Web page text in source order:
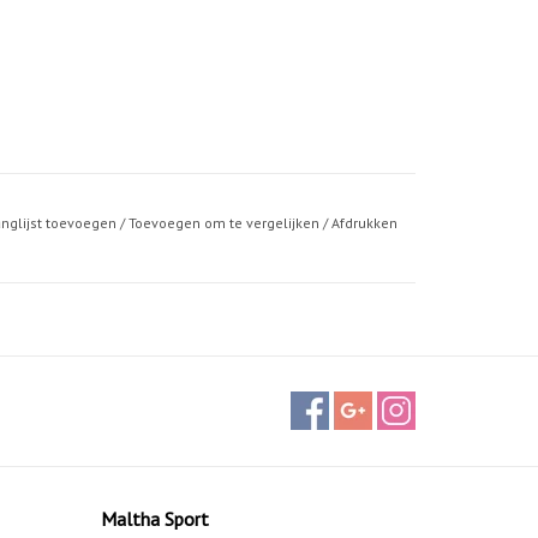
toevoegen /Toevoegen om te vergelijken /Afdrukken
Maltha Sport